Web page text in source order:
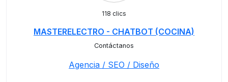
118 clics
MASTERELECTRO - CHATBOT (COCINA)
Contáctanos
Agencia / SEO / Diseño